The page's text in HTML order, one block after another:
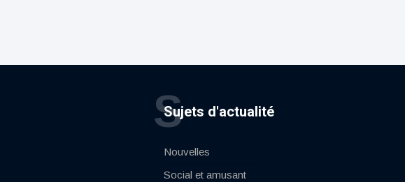
Sujets d'actualité
S
Nouvelles
Social et amusant